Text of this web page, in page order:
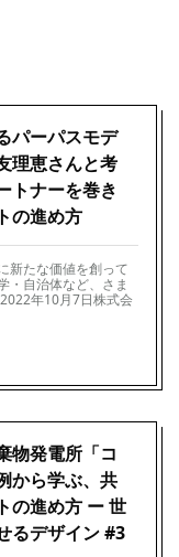
パーパスモデ
恵さんと考
トナーを巻き
の進め方
新たな価値を創って
・自治体など、さま
年10月7日株式会
物発電所「コ
から学ぶ、共
の進め方 ー 世
るデザイン #3